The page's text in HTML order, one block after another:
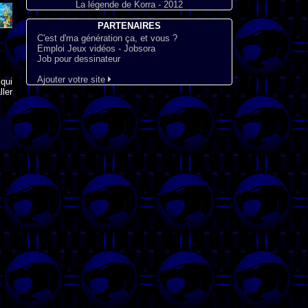
La légende de Korra - 2012
PARTENAIRES
C'est d'ma génération ça, et vous ?
Emploi Jeux vidéos - Jobsora
Job pour dessinateur
Ajouter votre site